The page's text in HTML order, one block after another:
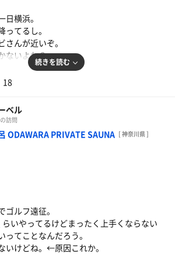
横浜。
ってるし。
さんが近いぞ。
ないよね？
るとは贅沢ですなぁ。
たと同時にベイスターズ試合終了、帰宅ラ
れる不運。
続きを読む
18
ベル
訪問
ODAWARA PRIVATE SAUNA [ 神奈川県 ]
ゴルフ遠征。
いやってるけどまったく上手くならない
ってことなんだろう。
いけどね。←原因これか。